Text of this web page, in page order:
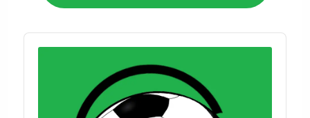
Audio
Player